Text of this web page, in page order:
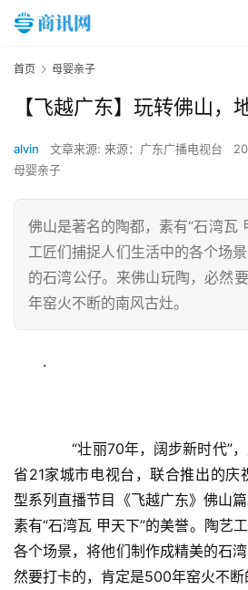
首
页
财
经
商
业
首页 母婴亲子
【飞越广东】玩转佛山，
alvin 文章来源: 来源：广东广播电视台
母婴亲子
佛山是著名的陶都，素有“石湾瓦
工匠们捕捉人们生活中的各个场
的石湾公仔。来佛山玩陶，必然
年窑火不断的南风古灶。
.
“壮丽70年，阔步新时代”，
省21家城市电视台，联合推出的庆
型系列直播节目《飞越广东》佛山
素有“石湾瓦 甲天下”的美誉。陶艺
各个场景，将他们制作成精美的石
然要打卡的，肯定是500年窑火不断